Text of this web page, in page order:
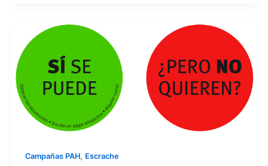
Campañas PAH, Escrache